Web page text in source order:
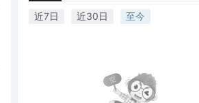
近7日 近30日 至今